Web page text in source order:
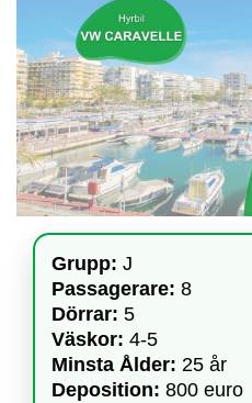
Grupp: J
Passagerare: 8
Dörrar: 5
Väskor: 4-5
Minsta Ålder: 25 år
Deposition: 800 euro